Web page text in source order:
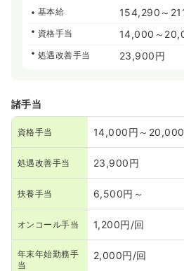
基本給 154,290～
資格手当 14,000～
処遇改善手当 23,900円
諸手当
資格手当 14,000円～
処遇改善手当 23,900円
扶養手当 6,500円～
オンコール手当 1,200円/回
年末年始勤務手
当
2,000円/回